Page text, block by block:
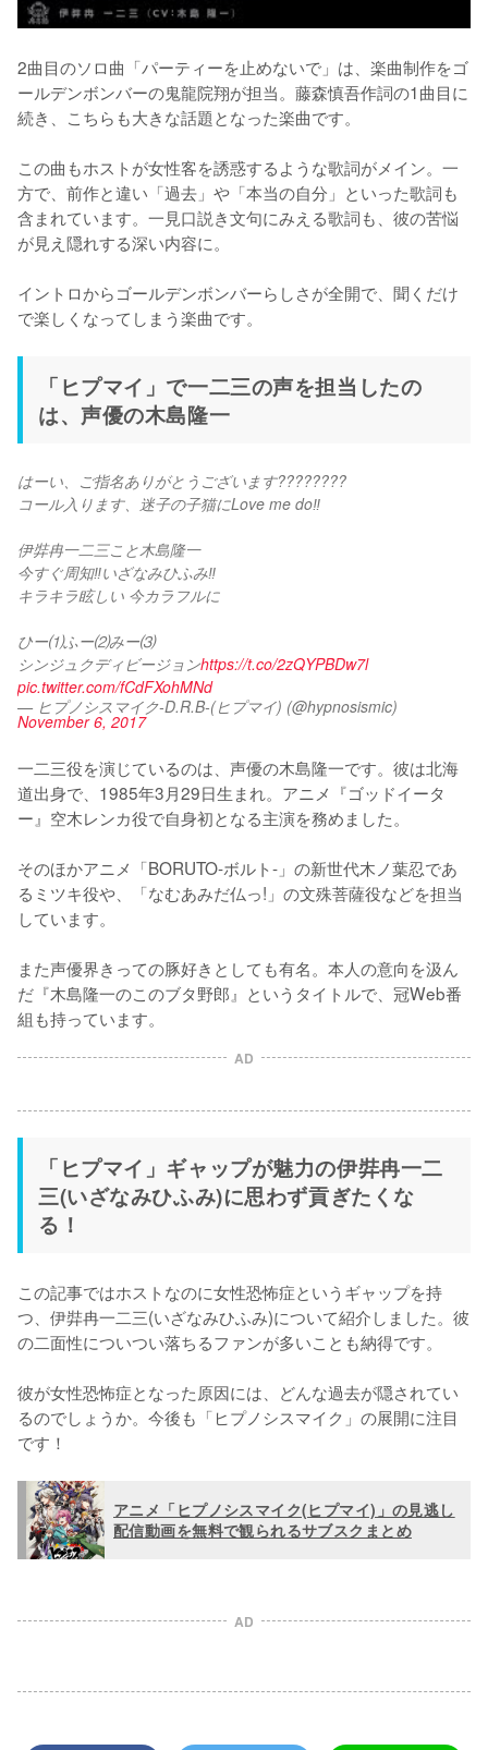
2曲目のソロ曲「パーティーを止めないで」は、楽曲制作をゴ
ールデンボンバーの鬼龍院翔が担当。藤森慎吾作詞の1曲目に
続き、こちらも大きな話題となった楽曲です。
この曲もホストが女性客を誘惑するような歌詞がメイン。一
方で、前作と違い「過去」や「本当の自分」といった歌詞も
含まれています。一見口説き文句にみえる歌詞も、彼の苦悩
が見え隠れする深い内容に。
イントロからゴールデンボンバーらしさが全開で、聞くだけ
で楽しくなってしまう楽曲です。
「ヒプマイ」で一二三の声を担当したの
は、声優の木島隆一
はーい、ご指名ありがとうございます????????
コール入ります、迷子の子猫にLove me do‼️
伊弉冉一二三こと木島隆一
今すぐ周知‼️いざなみひふみ‼️
キラキラ眩しい 今カラフルに
ひー⑴ふー⑵みー⑶
シンジュクディビージョンhttps://t.co/2zQYPBDw7l
pic.twitter.com/fCdFXohMNd
— ヒプノシスマイク-D.R.B-(ヒプマイ) (@hypnosismic)
November 6, 2017
一二三役を演じているのは、声優の木島隆一です。彼は北海
道出身で、1985年3月29日生まれ。アニメ『ゴッドイータ
ー』空木レンカ役で自身初となる主演を務めました。
そのほかアニメ「BORUTO-ボルト-」の新世代木ノ葉忍であ
るミツキ役や、「なむあみだ仏っ!」の文殊菩薩役などを担当
しています。
また声優界きっての豚好きとしても有名。本人の意向を汲ん
だ『木島隆一のこのブタ野郎』というタイトルで、冠Web番
組も持っています。
AD
「ヒプマイ」ギャップが魅力の伊弉冉一二
三(いざなみひふみ)に思わず貢ぎたくな
る！
この記事ではホストなのに女性恐怖症というギャップを持
つ、伊弉冉一二三(いざなみひふみ)について紹介しました。彼
の二面性についつい落ちるファンが多いことも納得です。
彼が女性恐怖症となった原因には、どんな過去が隠されてい
るのでしょうか。今後も「ヒプノシスマイク」の展開に注目
です！
アニメ「ヒプノシスマイク(ヒプマイ)」の見逃し
配信動画を無料で観られるサブスクまとめ
AD